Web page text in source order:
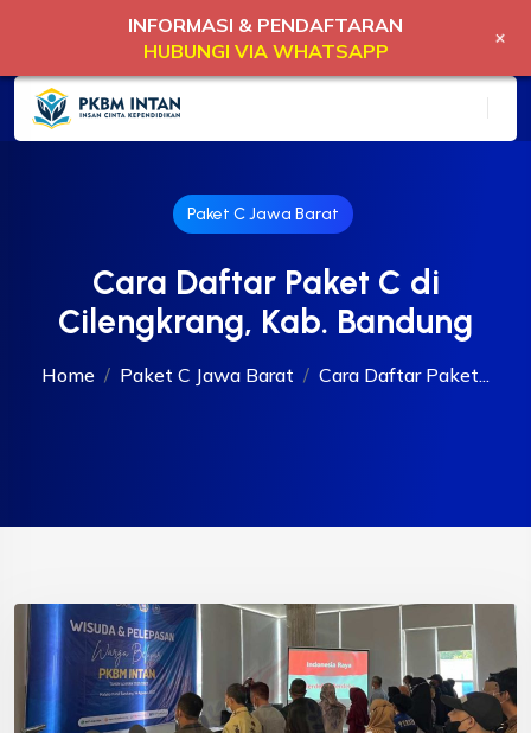
Paket C Jawa Barat
Cara Daftar Paket C di
Cilengkrang, Kab. Bandung
Home Paket C Jawa Barat Cara Daftar Paket...
INFORMASI & PENDAFTARAN
HUBUNGI VIA WHATSAPP
+